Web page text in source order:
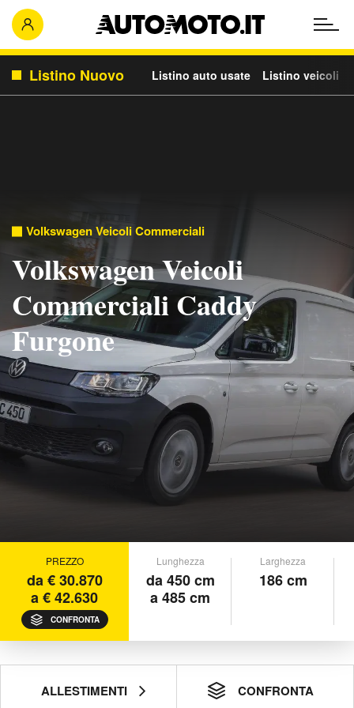
Listino Nuovo Listino auto usate Listino veicoli
Volkswagen Veicoli Commerciali
Volkswagen Veicoli
Commerciali Caddy
Furgone
PREZZO
da € 30.870
a € 42.630
CONFRONTA
Lunghezza
da 450 cm
a 485 cm
Larghezza
186 cm
ALLESTIMENTI CONFRONTA